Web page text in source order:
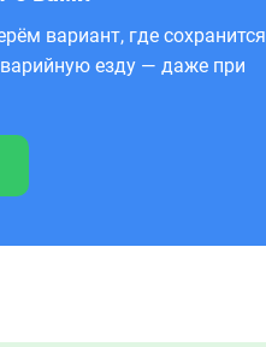
вариант, где сохранится
езду — даже при